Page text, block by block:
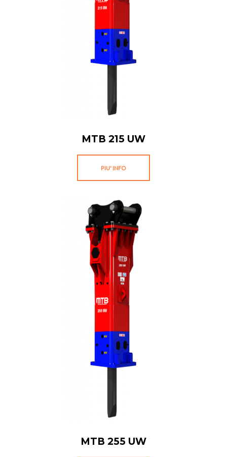
MTB 215 UW
PIU' INFO
MTB 255 UW